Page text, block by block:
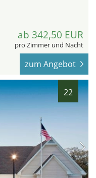
ab 342,50 EUR
pro Zimmer und Nacht
zum Angebot
22